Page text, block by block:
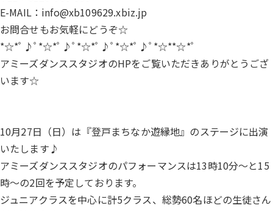
E-MAIL：info@xb109629.xbiz.jp
お問合せもお気軽にどうぞ☆
*☆*ﾟ♪ﾟ*☆*ﾟ♪ﾟ*☆*ﾟ♪ﾟ*☆*ﾟ♪ﾟ*☆**☆*ﾟ
アミーズダンススタジオのHPをご覧いただきありがとうござ
います☆
10月27日（日）は『登戸まちなか遊縁地』のステージに出演
いたします♪
アミーズダンススタジオのパフォーマンスは13時10分～と15
時～の2回を予定しております。
ジュニアクラスを中心に計5クラス、総勢60名ほどの生徒さん